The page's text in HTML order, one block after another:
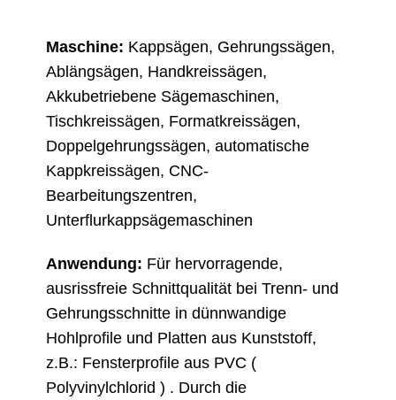
Maschine: Kappsägen, Gehrungssägen,
Ablängsägen, Handkreissägen,
Akkubetriebene Sägemaschinen,
Tischkreissägen, Formatkreissägen,
Doppelgehrungssägen, automatische
Kappkreissägen, CNC-
Bearbeitungszentren,
Unterflurkappsägemaschinen
Anwendung: Für hervorragende,
ausrissfreie Schnittqualität bei Trenn- und
Gehrungsschnitte in dünnwandige
Hohlprofile und Platten aus Kunststoff,
z.B.: Fensterprofile aus PVC (
Polyvinylchlorid ) . Durch die